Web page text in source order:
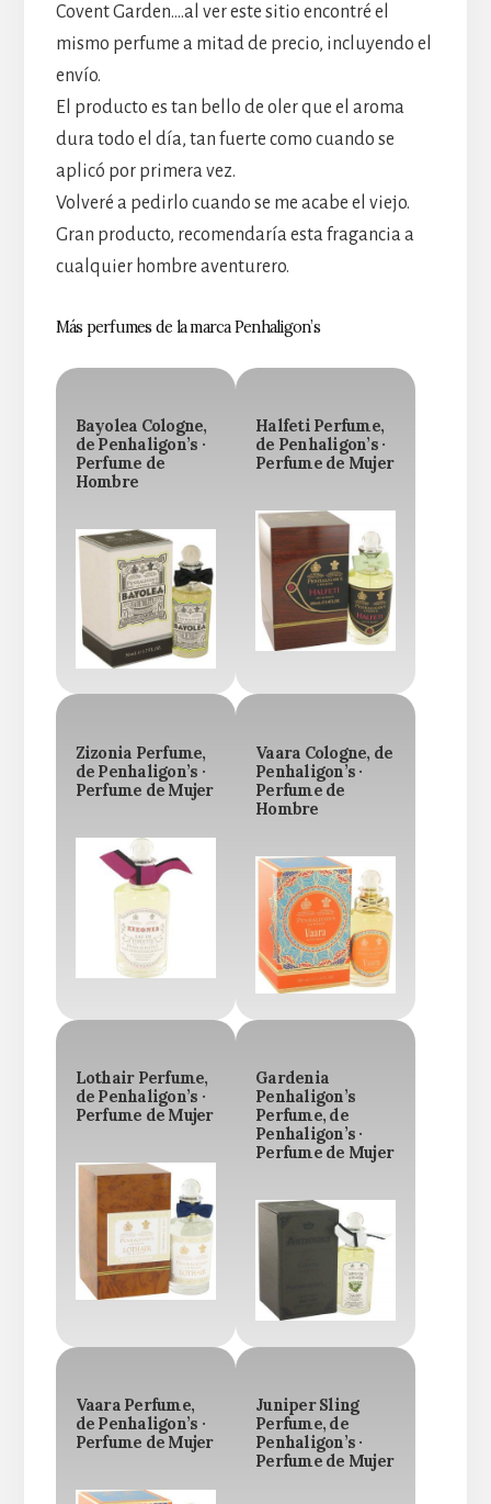
Covent Garden….al ver este sitio encontré el
mismo perfume a mitad de precio, incluyendo el
envío.
El producto es tan bello de oler que el aroma
dura todo el día, tan fuerte como cuando se
aplicó por primera vez.
Volveré a pedirlo cuando se me acabe el viejo.
Gran producto, recomendaría esta fragancia a
cualquier hombre aventurero.
Más perfumes de la marca Penhaligon’s
Bayolea Cologne,
de Penhaligon’s ·
Perfume de
Hombre
Halfeti Perfume,
de Penhaligon’s ·
Perfume de Mujer
Zizonia Perfume,
de Penhaligon’s ·
Perfume de Mujer
Vaara Cologne, de
Penhaligon’s ·
Perfume de
Hombre
Lothair Perfume,
de Penhaligon’s ·
Perfume de Mujer
Gardenia
Penhaligon’s
Perfume, de
Penhaligon’s ·
Perfume de Mujer
Vaara Perfume,
de Penhaligon’s ·
Perfume de Mujer
Juniper Sling
Perfume, de
Penhaligon’s ·
Perfume de Mujer